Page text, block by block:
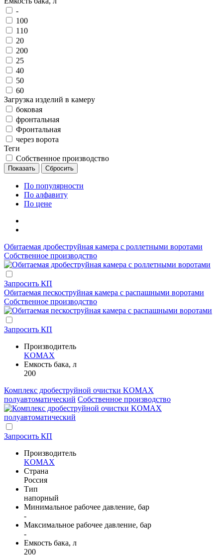
-
100
110
20
200
25
40
50
60
Загрузка изделий в камеру
боковая
фронтальная
Фронтальная
через ворота
Теги
Собственное производство
По популярности
По алфавиту
По цене
Обитаемая дробеструйная камера с роллетными воротами
Собственное производство
Запросить КП
Обитаемая пескоструйная камера с распашными воротами
Собственное производство
Запросить КП
Производитель
KOMAX
Емкость бака, л
200
Комплекс дробеструйной очистки KOMAX
полуавтоматический Собственное производство
Запросить КП
Производитель
KOMAX
Страна
Россия
Тип
напорный
Минимальное рабочее давление, бар
-
Максимальное рабочее давление, бар
-
Емкость бака, л
200